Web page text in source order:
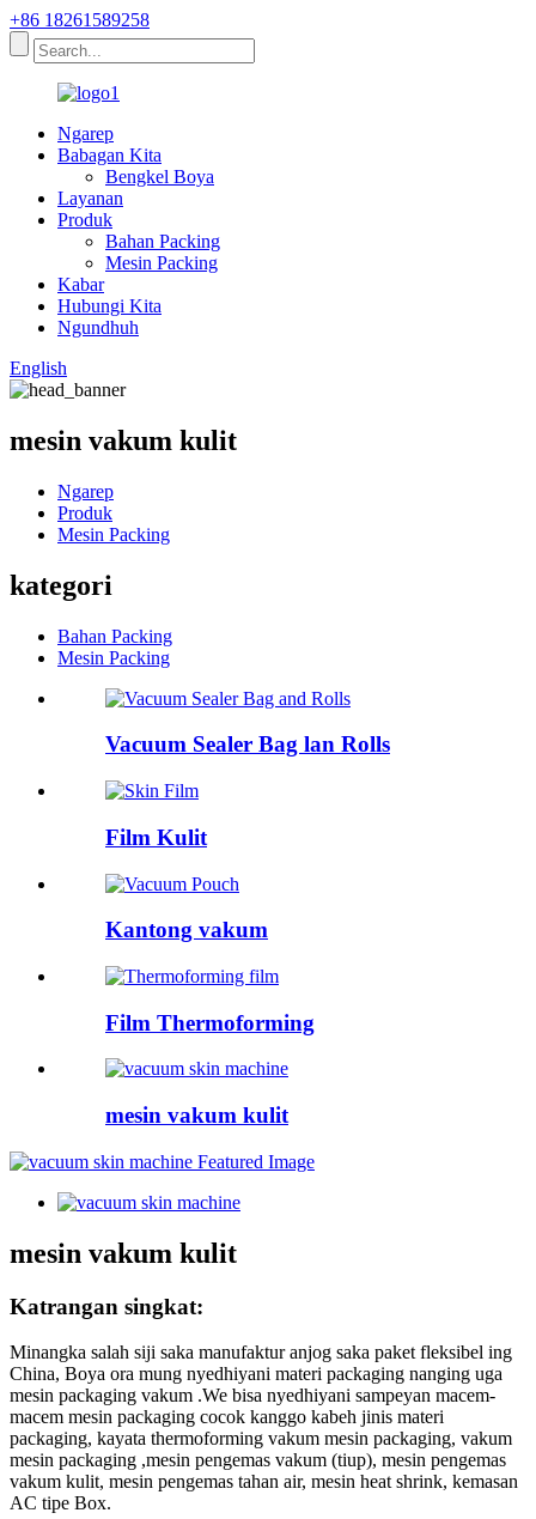
+86 18261589258
Ngarep
Babagan Kita
Bengkel Boya
Layanan
Produk
Bahan Packing
Mesin Packing
Kabar
Hubungi Kita
Ngundhuh
English
mesin vakum kulit
Ngarep
Produk
Mesin Packing
kategori
Bahan Packing
Mesin Packing
Vacuum Sealer Bag lan Rolls
Film Kulit
Kantong vakum
Film Thermoforming
mesin vakum kulit
mesin vakum kulit
Katrangan singkat:
Minangka salah siji saka manufaktur anjog saka paket fleksibel ing
China, Boya ora mung nyedhiyani materi packaging nanging uga
mesin packaging vakum .We bisa nyedhiyani sampeyan macem-
macem mesin packaging cocok kanggo kabeh jinis materi
packaging, kayata thermoforming vakum mesin packaging, vakum
mesin packaging ,mesin pengemas vakum (tiup), mesin pengemas
vakum kulit, mesin pengemas tahan air, mesin heat shrink, kemasan
AC tipe Box.